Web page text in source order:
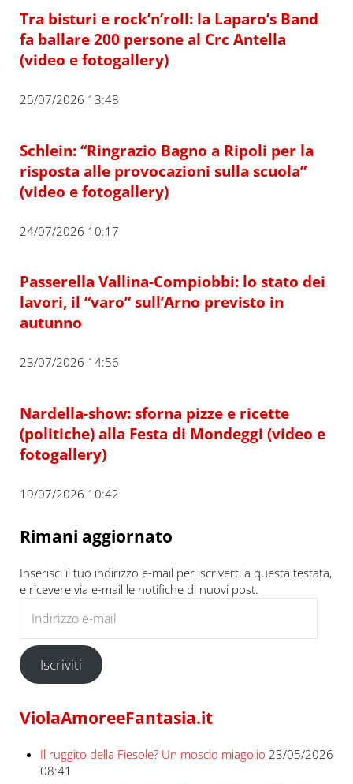
Tra bisturi e rock’n’roll: la Laparo’s Band
fa ballare 200 persone al Crc Antella
(video e fotogallery)
25/07/2026 13:48
Schlein: “Ringrazio Bagno a Ripoli per la
risposta alle provocazioni sulla scuola”
(video e fotogallery)
24/07/2026 10:17
Passerella Vallina-Compiobbi: lo stato dei
lavori, il “varo” sull’Arno previsto in
autunno
23/07/2026 14:56
Nardella-show: sforna pizze e ricette
(politiche) alla Festa di Mondeggi (video e
fotogallery)
19/07/2026 10:42
Rimani aggiornato
Inserisci il tuo indirizzo e-mail per iscriverti a questa testata,
e ricevere via e-mail le notifiche di nuovi post.
Iscriviti
ViolaAmoreeFantasia.it
Il ruggito della Fiesole? Un moscio miagolio 23/05/2026
08:41